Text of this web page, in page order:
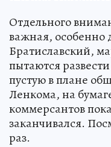
Отдельного
важная, особенно
Братиславский,
пытаются
пустую в плане
Ленкома, на
коммерсантов
заканчивался.
раз.